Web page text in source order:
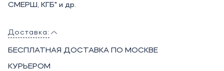
СМЕРШ, КГБ" и др.
Доставка:
БЕСПЛАТНАЯ ДОСТАВКА ПО МОСКВЕ
КУРЬЕРОМ